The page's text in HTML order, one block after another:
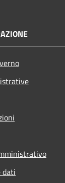
dati